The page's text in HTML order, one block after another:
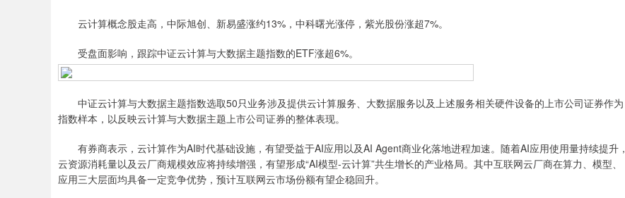
云计算概念股走高，中际旭创、新易盛涨约13%，中科曙光涨停，紫光股份涨超7%。
受盘面影响，跟踪中证云计算与大数据主题指数的ETF涨超6%。
中证云计算与大数据主题指数选取50只业务涉及提供云计算服务、大数据服务以及上述服务相关硬件设备的上市公司证券作为
指数样本，以反映云计算与大数据主题上市公司证券的整体表现。
有券商表示，云计算作为AI时代基础设施，有望受益于AI应用以及AI Agent商业化落地进程加速。随着AI应用使用量持续提升，
云资源消耗量以及云厂商规模效应将持续增强，有望形成“AI模型-云计算”共生增长的产业格局。其中互联网云厂商在算力、模型、
应用三大层面均具备一定竞争优势，预计互联网云市场份额有望企稳回升。